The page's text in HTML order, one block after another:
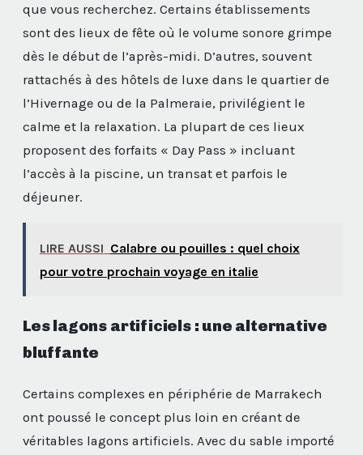
que vous recherchez. Certains établissements
sont des lieux de fête où le volume sonore grimpe
dès le début de l’après-midi. D’autres, souvent
rattachés à des hôtels de luxe dans le quartier de
l’Hivernage ou de la Palmeraie, privilégient le
calme et la relaxation. La plupart de ces lieux
proposent des forfaits « Day Pass » incluant
l’accès à la piscine, un transat et parfois le
déjeuner.
LIRE AUSSI Calabre ou pouilles : quel choix
pour votre prochain voyage en italie
Les lagons artificiels : une alternative
bluffante
Certains complexes en périphérie de Marrakech
ont poussé le concept plus loin en créant de
véritables lagons artificiels. Avec du sable importé